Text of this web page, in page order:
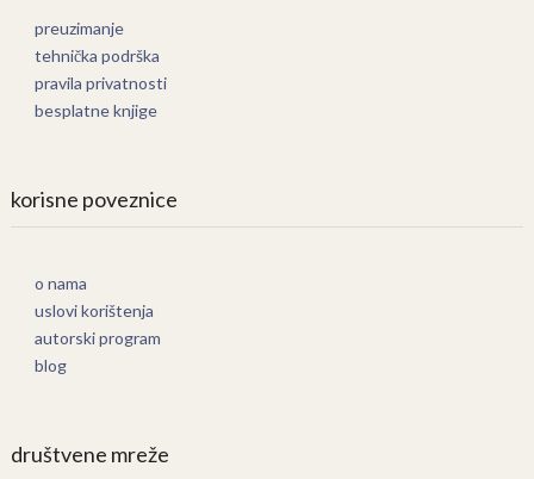
preuzimanje
tehnička podrška
pravila privatnosti
besplatne knjige
korisne poveznice
o nama
uslovi korištenja
autorski program
blog
društvene mreže